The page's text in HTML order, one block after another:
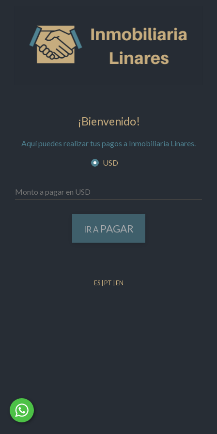
¡Bienvenido!
Aquí puedes realizar tus pagos a Inmobiliaria Linares
USD
Monto a pagar en USD
IR APAGAR
ES| PT EN